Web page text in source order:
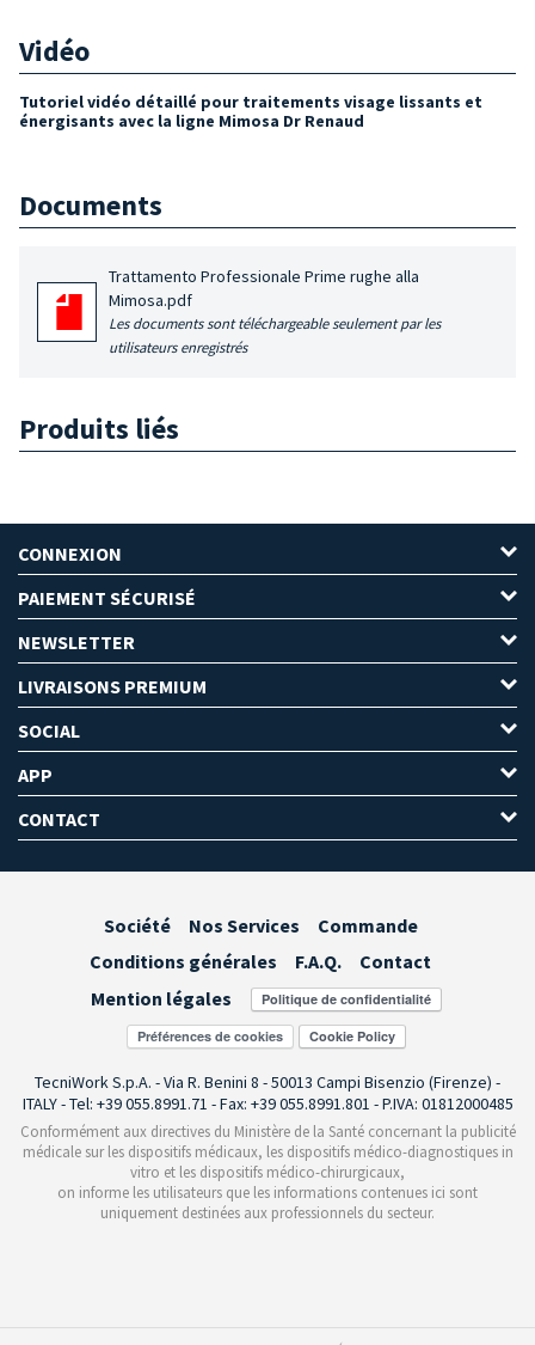
Vidéo
Tutoriel vidéo détaillé pour traitements visage lissants et
énergisants avec la ligne Mimosa Dr Renaud
Documents
Trattamento Professionale Prime rughe alla
Mimosa.pdf
Les documents sont téléchargeable seulement par les
utilisateurs enregistrés
Produits liés
CONNEXION
PAIEMENT SÉCURISÉ
NEWSLETTER
LIVRAISONS PREMIUM
SOCIAL
APP
CONTACT
Société Nos Services
Commande
Conditions générales
F.A.Q.
Contact
Mention légales
Préférences de cookies
TecniWork S.p.A. - Via R. Benini 8 - 50013 Campi Bisenzio (Firenze) -
ITALY - Tel: +39 055.8991.71 - Fax: +39 055.8991.801 - P.IVA: 01812000485
Conformément aux directives du Ministère de la Santé concernant la publicité
médicale sur les dispositifs médicaux, les dispositifs médico-diagnostiques in
vitro et les dispositifs médico-chirurgicaux,
on informe les utilisateurs que les informations contenues ici sont
uniquement destinées aux professionnels du secteur.